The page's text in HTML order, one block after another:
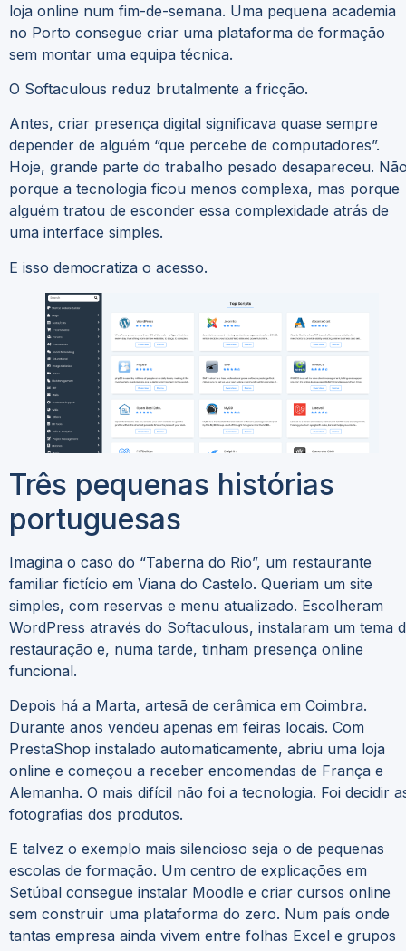
loja online num fim-de-semana. Uma pequena academia
no Porto consegue criar uma plataforma de formação
sem montar uma equipa técnica.
O Softaculous reduz brutalmente a fricção.
Antes, criar presença digital significava quase sempre
depender de alguém “que percebe de computadores”.
Hoje, grande parte do trabalho pesado desapareceu.
porque a tecnologia ficou menos complexa, mas porque
alguém tratou de esconder essa complexidade atrás de
uma interface simples.
E isso democratiza o acesso.
Três pequenas histórias
portuguesas
Imagina o caso do “Taberna do Rio”, um restaurante
familiar fictício em Viana do Castelo. Queriam um site
simples, com reservas e menu atualizado. Escolheram
WordPress através do Softaculous, instalaram um tema
restauração e, numa tarde, tinham presença online
funcional.
Depois há a Marta, artesã de cerâmica em Coimbra.
Durante anos vendeu apenas em feiras locais. Com
PrestaShop instalado automaticamente, abriu uma loja
online e começou a receber encomendas de França e
Alemanha. O mais difícil não foi a tecnologia. Foi decidir
fotografias dos produtos.
E talvez o exemplo mais silencioso seja o de pequenas
escolas de formação. Um centro de explicações em
Setúbal consegue instalar Moodle e criar cursos online
sem construir uma plataforma do zero. Num país onde
tantas empresa ainda vivem entre folhas Excel e grupos